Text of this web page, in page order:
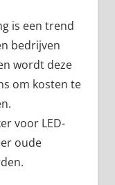
is een trend
bedrijven
wordt deze
om kosten te
voor LED-
oude